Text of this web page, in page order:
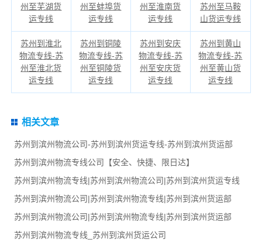
州至芜湖货
运专线
州至蚌埠货
运专线
州至淮南货
运专线
苏州至马鞍
山货运专线
苏州到淮北
物流专线-苏
州至淮北货
运专线
苏州到铜陵
物流专线-苏
州至铜陵货
运专线
苏州到安庆
物流专线-苏
州至安庆货
运专线
苏州到黄山
物流专线-苏
州至黄山货
运专线
相关文章
苏州到滨州物流公司-苏州到滨州货运专线-苏州到滨州货运部
苏州到滨州物流专线公司【安全、快捷、限日达】
苏州到滨州物流专线|苏州到滨州物流公司|苏州到滨州货运专线
苏州到滨州物流公司|苏州到滨州物流专线|苏州到滨州货运部
苏州到滨州物流公司|苏州到滨州物流专线|苏州到滨州货运部
苏州到滨州物流专线_苏州到滨州货运公司